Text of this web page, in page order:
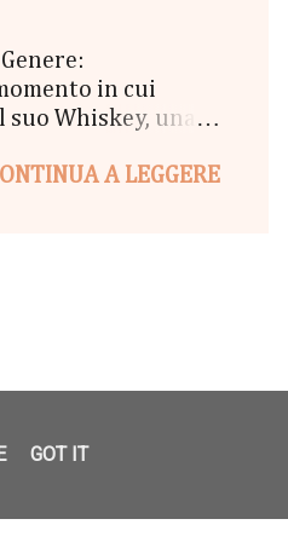
in cui
Whiskey, una
avverse?
A LEGGERE
GOT IT